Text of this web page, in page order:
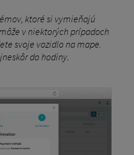
ktoré si vymieňajú
v niektorých prípadoch
svoje vozidlo na mape.
do hodiny.